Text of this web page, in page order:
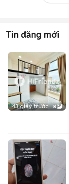
Tin đăng mới
43 giây trước 8